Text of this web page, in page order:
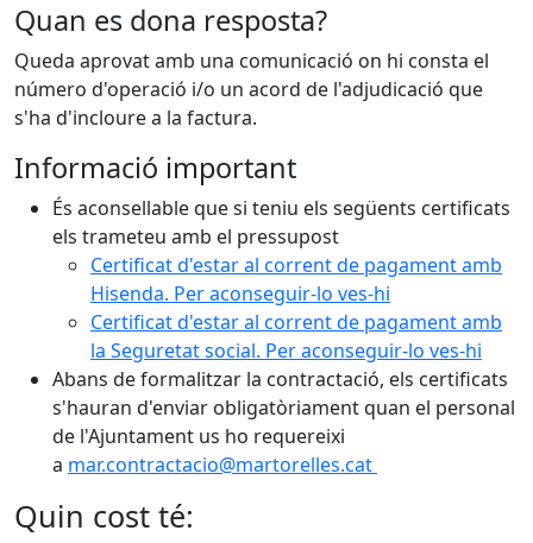
Quan es dona resposta?
Queda aprovat amb una comunicació on hi consta el
número d'operació i/o un acord de l'adjudicació que
s'ha d'incloure a la factura.
Informació important
És aconsellable que si teniu els següents certificats
els trameteu amb el pressupost
Certificat d'estar al corrent de pagament amb
Hisenda. Per aconseguir-lo ves-hi
Certificat d'estar al corrent de pagament amb
la Seguretat social. Per aconseguir-lo ves-hi
Abans de formalitzar la contractació, els certificats
s'hauran d'enviar obligatòriament quan el personal
de l'Ajuntament us ho requereixi
a mar.contractacio@martorelles.cat
Quin cost té: